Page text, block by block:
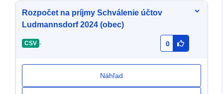
Rozpočet na príjmy Schválenie účtov
Ludmannsdorf 2024 (obec)
CSV - 0
Náhľad